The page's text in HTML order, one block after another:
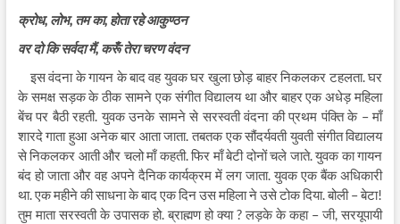
क्रोध, लोभ, तम का, होता रहे आकुण्ठन
वर दो कि सर्वदा मैं, करूँ तेरा चरण वंदन
इस वंदना के गायन के बाद वह युवक घर खुला छोड़ बाहर निकलकर टहलता. घर
के समक्ष सड़क के ठीक सामने एक संगीत विद्यालय था और बाहर एक अधेड़ महिला
बेंच पर बैठी रहती. युवक उनके सामने से सरस्वती वंदना की प्रथम पंक्ति के – माँ
शारदे गाता हुआ अनेक बार आता जाता. तबतक एक सौंदर्यवती युवती संगीत विद्यालय
से निकलकर आती और चलो माँ कहती. फिर माँ बेटी दोनों चले जाते. युवक का गायन
बंद हो जाता और वह अपने दैनिक कार्यक्रम में लग जाता. युवक एक बैंक अधिकारी
था. एक महीने की साधना के बाद एक दिन उस महिला ने उसे टोक दिया. बोली – बेटा!
तुम माता सरस्वती के उपासक हो. ब्राह्मण हो क्या ? लड़के के कहा – जी, सरयूपायी